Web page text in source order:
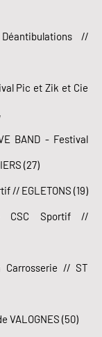
//
Pic et Zik et Cie
BAND - Festival
(27)
// EGLETONS (19)
CSC Sportif //
Carrosserie // ST
VALOGNES (50)